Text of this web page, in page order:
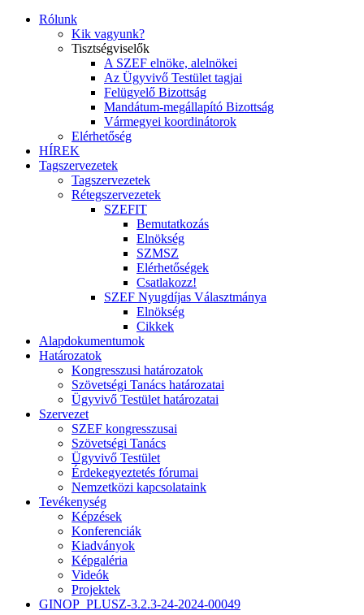
Rólunk
Kik vagyunk?
Tisztségviselők
A SZEF elnöke, alelnökei
Az Ügyvivő Testület tagjai
Felügyelő Bizottság
Mandátum-megállapító Bizottság
Vármegyei koordinátorok
Elérhetőség
HÍREK
Tagszervezetek
Tagszervezetek
Rétegszervezetek
SZEFIT
Bemutatkozás
Elnökség
SZMSZ
Elérhetőségek
Csatlakozz!
SZEF Nyugdíjas Választmánya
Elnökség
Cikkek
Alapdokumentumok
Határozatok
Kongresszusi határozatok
Szövetségi Tanács határozatai
Ügyvivő Testület határozatai
Szervezet
SZEF kongresszusai
Szövetségi Tanács
Ügyvivő Testület
Érdekegyeztetés fórumai
Nemzetközi kapcsolataink
Tevékenység
Képzések
Konferenciák
Kiadványok
Képgaléria
Videók
Projektek
GINOP_PLUSZ-3.2.3-24-2024-00049